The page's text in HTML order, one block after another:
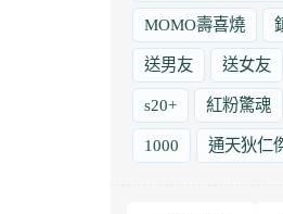
MOMO壽喜燒
送男友 送女友
s20+ 紅粉驚魂
1000 通天狄仁